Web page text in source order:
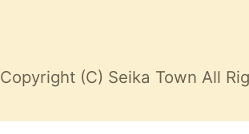
Copyright (C) Seika Town All